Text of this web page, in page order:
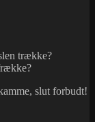
trække?
slut forbudt!